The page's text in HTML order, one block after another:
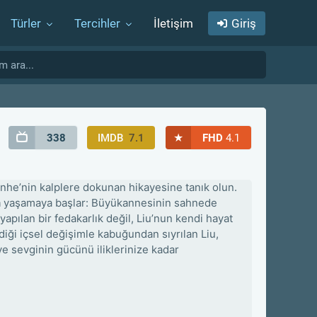
Türler Tercihler İletişim Giriş
338 IMDB 7.1 ★ FHD 4.1
kalplere dokunan hikayesine tanık olun.
başlar: Büyükannesinin sahnede
bir fedakarlık değil, Liu’nun kendi hayat
içsel değişimle kabuğundan sıyrılan Liu,
sevginin gücünü iliklerinize kadar